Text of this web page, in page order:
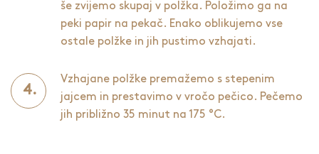
še zvijemo skupaj v polžka. Položimo ga na
peki papir na pekač. Enako oblikujemo vse
ostale polžke in jih pustimo vzhajati.
Vzhajane polžke premažemo s stepenim
jajcem in prestavimo v vročo pečico. Pečemo
jih približno 35 minut na 175 °C.